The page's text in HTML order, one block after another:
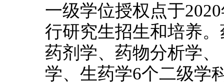
一级学位授权点于
行研究生招生和培养
药剂学、药物分析学
学、生药学6个二级学